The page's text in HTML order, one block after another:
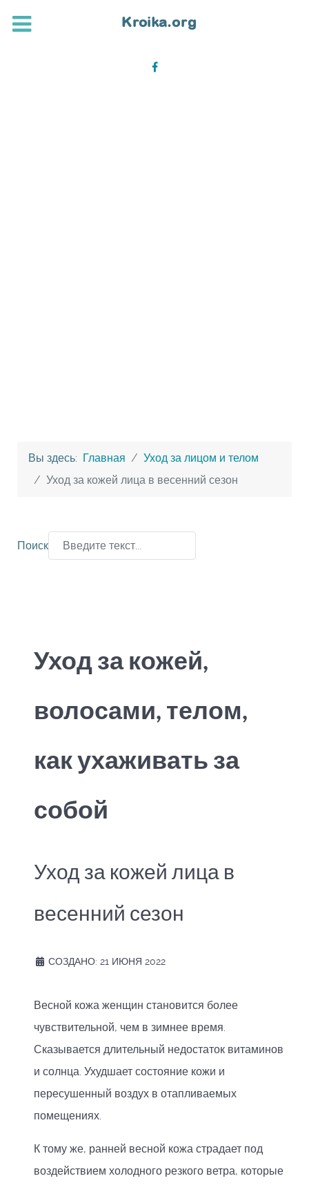
Вы здесь: Главная
Уход за лицом и телом
Уход за кожей лица в весенний сезон
Поиск
Уход за кожей,
волосами, телом,
как ухаживать за
собой
Уход за кожей лица в
весенний сезон
СОЗДАНО: 21 ИЮНЯ 2022
Весной кожа женщин становится более
чувствительной, чем в зимнее время.
Сказывается длительный недостаток витаминов
и солнца. Ухудшает состояние кожи и
пересушенный воздух в отапливаемых
помещениях.
К тому же, ранней весной кожа страдает под
воздействием холодного резкого ветра, которые